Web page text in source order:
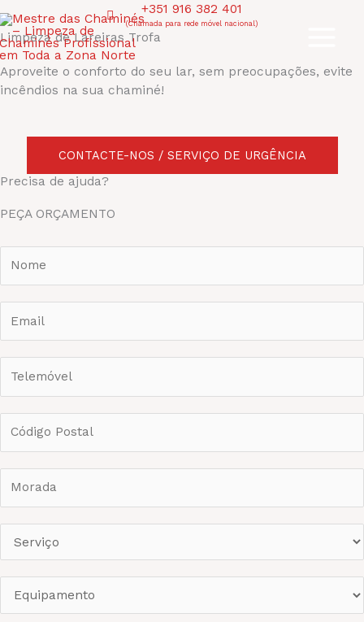
to
content
+351 916 382 401
(Chamada para rede móvel nacional)
Limpeza de Lareiras Trofa
Aproveite o conforto do seu lar, sem preocupações, evite
incêndios na sua chaminé!
CONTACTE-NOS / SERVIÇO DE URGÊNCIA
Precisa de ajuda?
PEÇA ORÇAMENTO